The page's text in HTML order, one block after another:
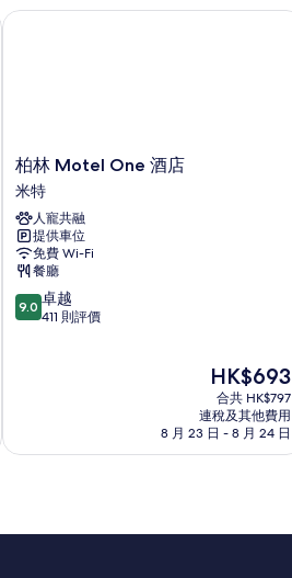
柏
林
Motel
One
酒
店
米
特
柏林 Motel One 酒店
米特
人寵共融
提供車位
免費 Wi-Fi
餐廳
9.0
分
越，
價
9.0 卓越
411 則評價
現
售
HK$693
HK$693
合共 HK$797
連稅及其他費用
8 月 23 日 - 8 月 24 日
柏林 Motel One 酒店